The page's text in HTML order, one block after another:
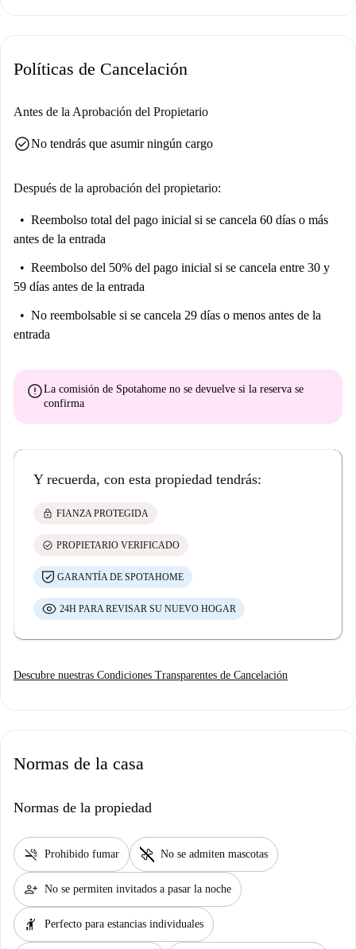
Políticas de Cancelación
Antes de la Aprobación del Propietario
check_circleNo tendrás que asumir ningún cargo
Después de la aprobación del propietario:
Reembolso total del pago inicial si se cancela 60 días o más
antes de la entrada
Reembolso del 50% del pago inicial si se cancela entre 30 y
59 días antes de la entrada
No reembolsable si se cancela 29 días o menos antes de la
entrada
errorLa comisión de Spotahome no se devuelve si la reserva se
confirma
Y recuerda, con esta propiedad tendrás:
lock FIANZA PROTEGIDA
check_circle PROPIETARIO VERIFICADO
GARANTÍA DE SPOTAHOME
24H PARA REVISAR SU NUEVO HOGAR
Descubre nuestras Condiciones Transparentes de Cancelación
Normas de la casa
Normas de la propiedad
smoke_free Prohibido fumar pet_supplies No se admiten mascotas
person_add No se permiten invitados a pasar la noche
hail Perfecto para estancias individuales